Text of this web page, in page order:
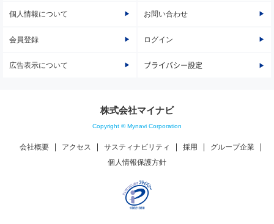
個人情報について お問い合わせ
会員登録 ログイン
広告表示について プライバシー設定
株式会社マイナビ
Copyright © Mynavi Corporation
会社概要 アクセス サスティナビリティ 採用
グループ企業
個人情報保護方針